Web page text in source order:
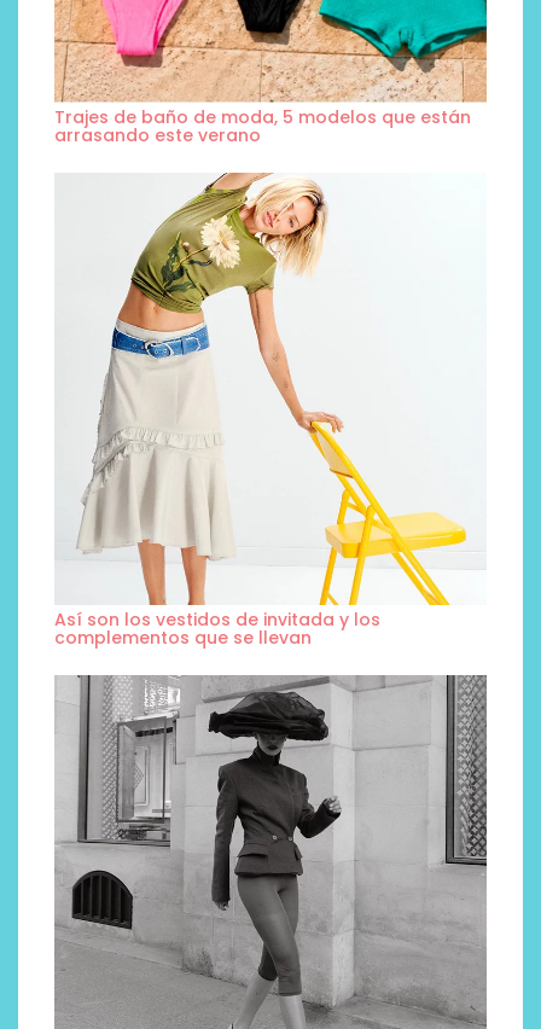
Trajes de baño de moda, 5 modelos que están
arrasando este verano
Así son los vestidos de invitada y los
complementos que se llevan